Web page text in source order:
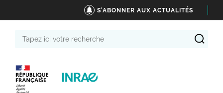
S'ABONNER AUX ACTUALITÉS